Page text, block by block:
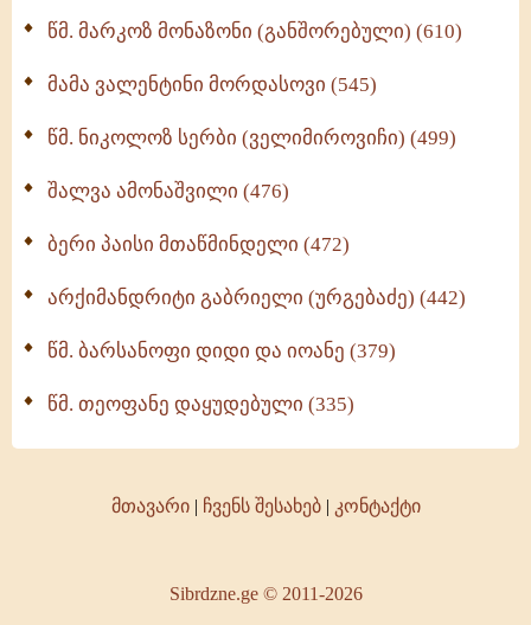
წმ. მარკოზ მონაზონი (განშორებული) (610)
მამა ვალენტინი მორდასოვი (545)
წმ. ნიკოლოზ სერბი (ველიმიროვიჩი) (499)
შალვა ამონაშვილი (476)
ბერი პაისი მთაწმინდელი (472)
არქიმანდრიტი გაბრიელი (ურგებაძე) (442)
წმ. ბარსანოფი დიდი და იოანე (379)
წმ. თეოფანე დაყუდებული (335)
მთავარი| ჩვენს შესახებ| კონტაქტი
Sibrdzne.ge © 2011-2026